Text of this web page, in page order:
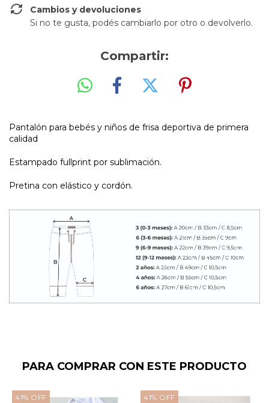
Cambios y devoluciones
Si no te gusta, podés cambiarlo por otro o devolverlo.
Compartir:
Pantalón para bebés y niños de frisa deportiva de primera
calidad
Estampado fullprint por sublimación.
Pretina con elástico y cordón.
PARA COMPRAR CON ESTE PRODUCTO
41% OFF 41% OFF